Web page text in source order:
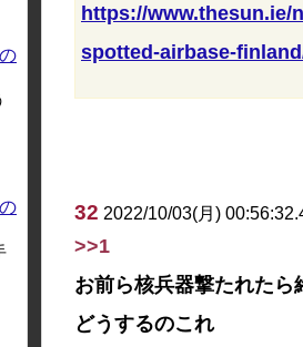
https://www.thesun.ie/
spotted-airbase-
32 2022/10/03(月)
>>1
お前ら核兵器撃たれたら
どうするのこれ